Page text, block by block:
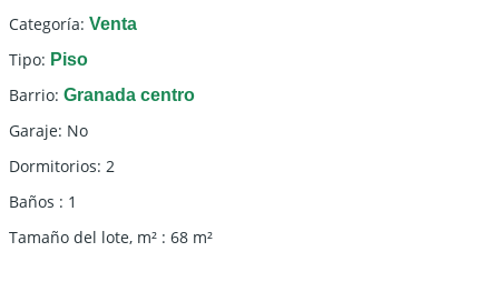
Categoría: Venta
Tipo: Piso
Barrio: Granada centro
Garaje: No
Dormitorios: 2
Baños : 1
Tamaño del lote, m² : 68 m²